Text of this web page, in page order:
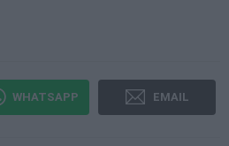
WHATSAPP EMAIL